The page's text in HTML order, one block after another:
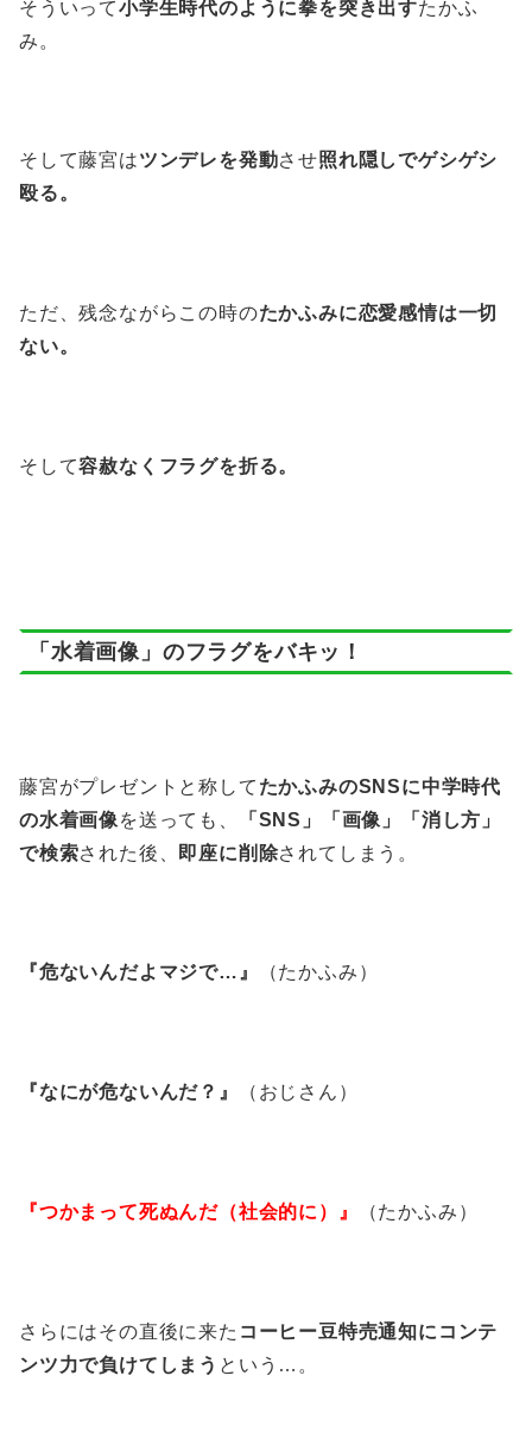
そういって小学生時代のように拳を突き出すたかふ
み。
そして藤宮はツンデレを発動させ照れ隠しでゲシゲシ
殴る。
ただ、残念ながらこの時のたかふみに恋愛感情は一切
ない。
そして容赦なくフラグを折る。
「水着画像」のフラグをバキッ！
藤宮がプレゼントと称して たかふみのSNSに中学時代
の水着画像 を送っても、
「SNS」「画像」「消し方」
で検索された後、 即座に削除されてしまう。
『危ないんだよマジで…』 （たかふみ）
『なにが危ないんだ？』 （おじさん）
『つかまって死ぬんだ（社会的に）』 （たかふみ）
さらにはその直後に来た コーヒー豆特売通知にコンテ
ンツ力で負けてしまう という…。